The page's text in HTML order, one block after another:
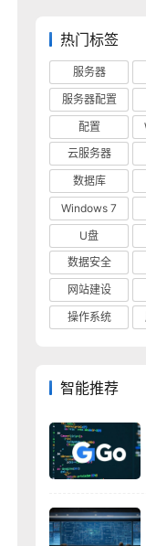
热门标签
服务器
服务器配置
配置
云服务器
数据库
Windows 7
U盘
数据安全
网站建设
操作系统
智能推荐